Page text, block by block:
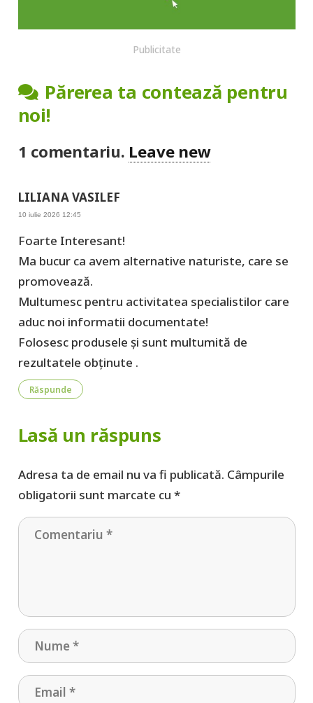
Publicitate
Părerea ta contează pentru
noi!
1 comentariu. Leave new
LILIANA VASILEF
10 iulie 2026 12:45
Foarte Interesant!
Ma bucur ca avem alternative naturiste, care se
promovează.
Multumesc pentru activitatea specialistilor care
aduc noi informatii documentate!
Folosesc produsele și sunt multumită de
rezultatele obținute .
Răspunde
Lasă un răspuns
Adresa ta de email nu va fi publicată. Câmpurile
obligatorii sunt marcate cu *